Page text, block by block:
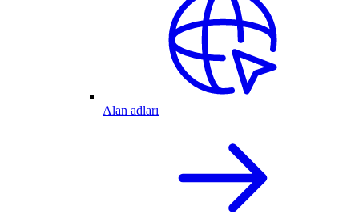
Alan adları